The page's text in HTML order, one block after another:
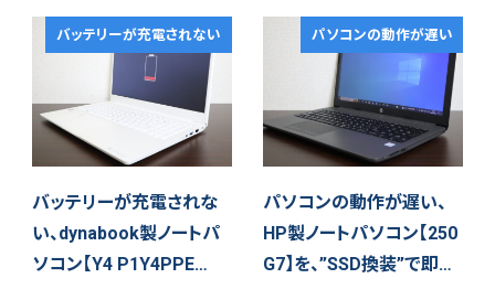
バッテリーが充電されない
バッテリーが充電されな
い、dynabook製ノートパ
ソコン【Y4 P1Y4PPE…
パソコンの動作が遅い
パソコンの動作が遅い、
HP製ノートパソコン【250
G7】を、”SSD換装”で即…